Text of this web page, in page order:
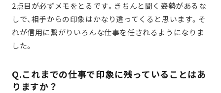
2点目が必ずメモをとるです。きちんと聞く姿勢があるな
しで、相手からの印象はかなり違ってくると思います。そ
れが信用に繋がりいろんな仕事を任されるようになりま
した。
Q.これまでの仕事で印象に残っていることはあ
りますか？